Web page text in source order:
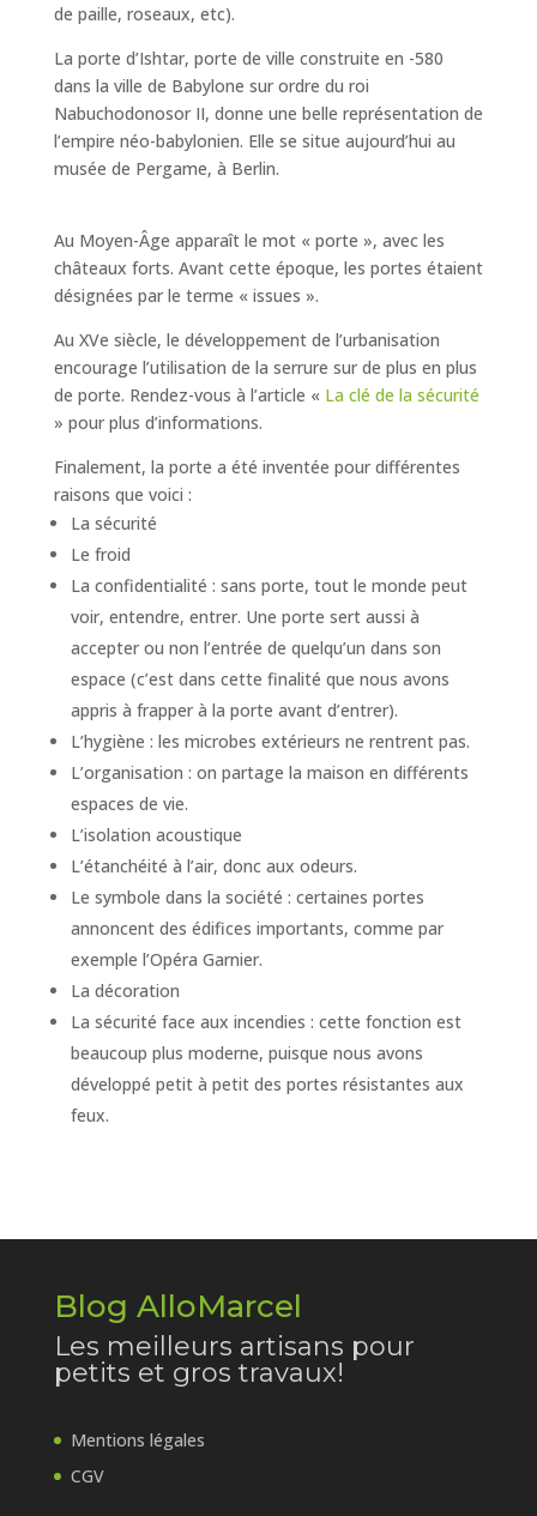
de paille, roseaux, etc).
La porte d’Ishtar, porte de ville construite en -580
dans la ville de Babylone sur ordre du roi
Nabuchodonosor II, donne une belle représentation de
l’empire néo-babylonien. Elle se situe aujourd’hui au
musée de Pergame, à Berlin.
Au Moyen-Âge apparaît le mot « porte », avec les
châteaux forts. Avant cette époque, les portes étaient
désignées par le terme « issues ».
Au XVe siècle, le développement de l’urbanisation
encourage l’utilisation de la serrure sur de plus en plus
de porte. Rendez-vous à l’article « La clé de la sécurité
» pour plus d’informations.
Finalement, la porte a été inventée pour différentes
raisons que voici :
La sécurité
Le froid
La confidentialité : sans porte, tout le monde peut
voir, entendre, entrer. Une porte sert aussi à
accepter ou non l’entrée de quelqu’un dans son
espace (c’est dans cette finalité que nous avons
appris à frapper à la porte avant d’entrer).
L’hygiène : les microbes extérieurs ne rentrent pas.
L’organisation : on partage la maison en différents
espaces de vie.
L’isolation acoustique
L’étanchéité à l’air, donc aux odeurs.
Le symbole dans la société : certaines portes
annoncent des édifices importants, comme par
exemple l’Opéra Garnier.
La décoration
La sécurité face aux incendies : cette fonction est
beaucoup plus moderne, puisque nous avons
développé petit à petit des portes résistantes aux
feux.
Blog AlloMarcel
Les meilleurs artisans pour
petits et gros travaux!
Mentions légales
CGV